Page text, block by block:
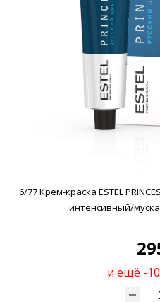
6/77 Крем-краска ESTEL
интенсивный/
и ещё -